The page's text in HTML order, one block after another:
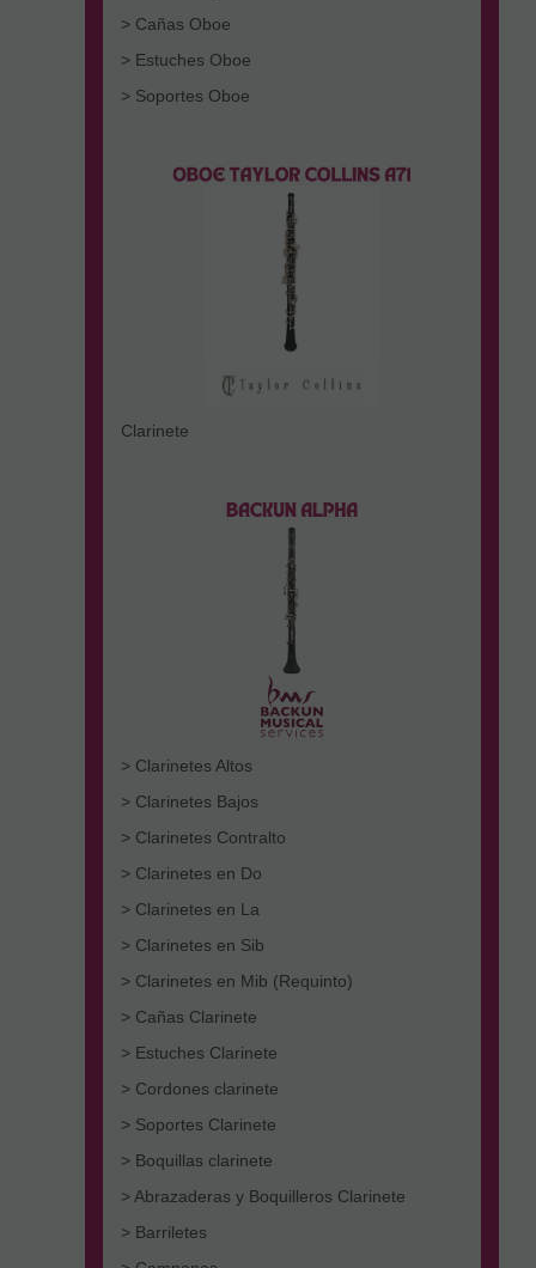
> Cañas Oboe
> Estuches Oboe
> Soportes Oboe
Clarinete
> Clarinetes Altos
> Clarinetes Bajos
> Clarinetes Contralto
> Clarinetes en Do
> Clarinetes en La
> Clarinetes en Sib
> Clarinetes en Mib (Requinto)
> Cañas Clarinete
> Estuches Clarinete
> Cordones clarinete
> Soportes Clarinete
> Boquillas clarinete
> Abrazaderas y Boquilleros Clarinete
> Barriletes